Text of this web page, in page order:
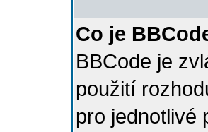
Co je
BBCode je
použití
pro jednotlivé